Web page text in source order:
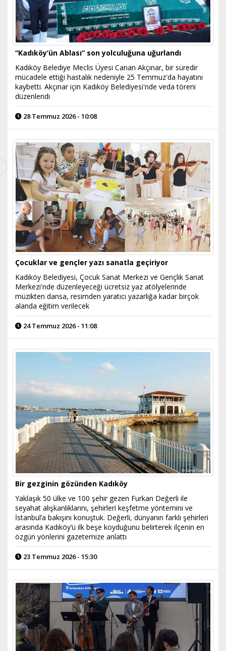
“Kadıköy’ün Ablası” son yolculuğuna uğurlandı
Kadıköy Belediye Meclis Üyesi Canan Akçınar, bir süredir
mücadele ettiği hastalık nedeniyle 25 Temmuz'da hayatını
kaybetti. Akçınar için Kadıköy Belediyesi'nde veda töreni
düzenlendi
28 Temmuz 2026 - 10:08
Çocuklar ve gençler yazı sanatla geçiriyor
Kadıköy Belediyesi, Çocuk Sanat Merkezi ve Gençlik Sanat
Merkezi'nde düzenleyeceği ücretsiz yaz atölyelerinde
müzikten dansa, resimden yaratıcı yazarlığa kadar birçok
alanda eğitim verilecek
24 Temmuz 2026 - 11:08
Bir gezginin gözünden Kadıköy
Yaklaşık 50 ülke ve 100 şehir gezen Furkan Değerli ile
seyahat alışkanlıklarını, şehirleri keşfetme yöntemini ve
İstanbul’a bakışını konuştuk. Değerli, dünyanın farklı şehirleri
arasında Kadıköy’ü ilk beşe koyduğunu belirterek ilçenin en
özgün yönlerini gazetemize anlattı
23 Temmuz 2026 - 15:30